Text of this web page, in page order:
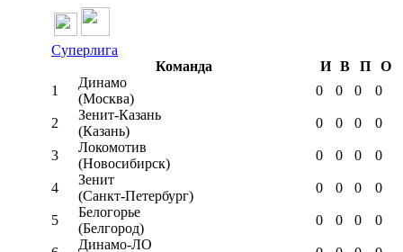
Суперлига
Команда
И В П
О
1
Динамо
(Москва)
0 0 0 0
2
Зенит-Казань
(Казань)
0 0 0 0
3
Локомотив
(Новосибирск)
0 0 0 0
4
Зенит
(Санкт-Петербург)
0 0 0 0
5
Белогорье
(Белгород)
0 0 0 0
Динамо-ЛО